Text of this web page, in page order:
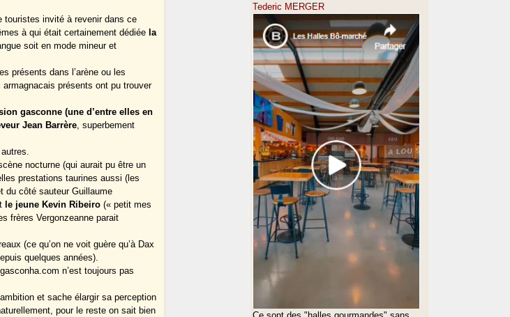
touristes invité à revenir dans ce
à qui était certainement dédiée la
soit en mode mineur et
présents dans l’arène ou les
présents ont pu trouver
gasconne (une d’entre elles en
Jean Barrère, superbement
nocturne (qui aurait pu être un
prestations taurines aussi (les
du côté sauteur Guillaume
le jeune Kevin Ribeiro (« petit mes
frères Vergonzeanne parait
(ce qu’on ne voit guère qu’à Dax
quelques années).
n’est toujours pas
et sache élargir sa perception
pour le reste on sait bien
Tederic MERGER